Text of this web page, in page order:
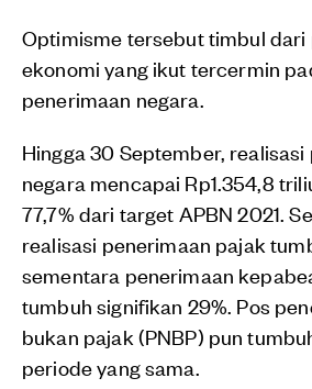
Optimisme tersebut timbul dari
ekonomi yang ikut tercermin
penerimaan negara.
Hingga 30 September,
negara mencapai Rp1.354,8
77,7% dari target APBN 2021.
realisasi penerimaan pajak
sementara penerimaan
tumbuh signifikan 29%. Pos
bukan pajak (PNBP) pun
periode yang sama.